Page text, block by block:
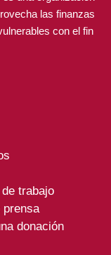
las finanzas
con el fin
trabajo
prensa
donación